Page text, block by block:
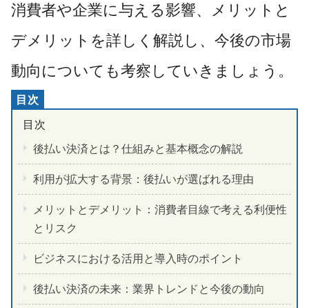
消費者や企業に与える影響、メリットと
デメリットを詳しく解説し、今後の市場
動向についても考察していきましょう。
後払い決済とは？仕組みと基本概念の解説
利用が拡大する背景：後払いが選ばれる理由
メリットとデメリット：消費者目線で考える利便性
とリスク
ビジネスにおける活用と導入時のポイント
後払い決済の未来：業界トレンドと今後の動向